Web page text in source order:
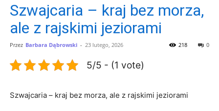
Szwajcaria – kraj bez morza,
ale z rajskimi jeziorami
Przez Barbara Dąbrowski - 23 lutego, 2026 0
218
5/5 - (1 vote)
Szwajcaria – kraj bez morza, ale z rajskimi jeziorami